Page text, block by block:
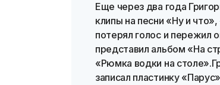
Еще через два года
клипы на песни «Ну и
потерял голос и пережил
представил альбом «На
«Рюмка водки на
записал пластинку